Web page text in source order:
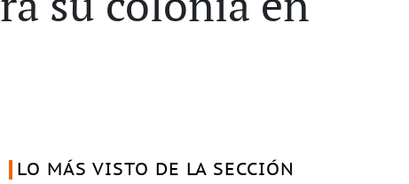
LO MÁS VISTO DE LA SECCIÓN